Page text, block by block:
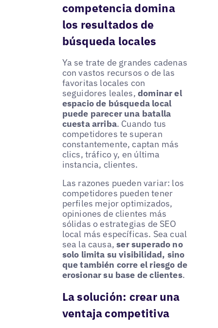
competencia domina
los resultados de
búsqueda locales
Ya se trate de grandes cadenas
con vastos recursos o de las
favoritas locales con
seguidores leales,dominar el
espacio de búsqueda local
puede parecer una batalla
cuesta arriba. Cuando tus
competidores te superan
constantemente, captan más
clics, tráfico y, en última
instancia, clientes.
Las razones pueden variar: los
competidores pueden tener
perfiles mejor optimizados,
opiniones de clientes más
sólidas o estrategias de SEO
local más específicas. Sea cual
sea la causa,ser superado no
solo limita su visibilidad, sino
que también corre el riesgo de
erosionar su base de clientes.
La solución: crear una
ventaja competitiva